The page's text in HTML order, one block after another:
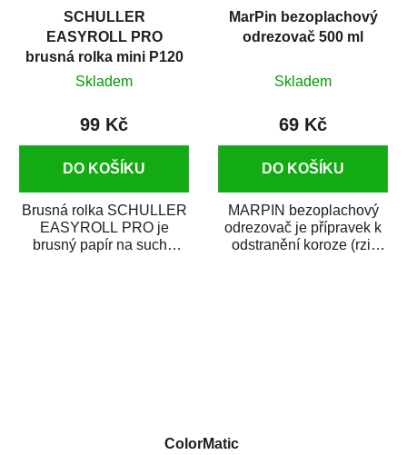
SCHULLER
EASYROLL PRO
brusná rolka mini P120
Skladem
99 Kč
DO KOŠÍKU
Brusná rolka SCHULLER
EASYROLL PRO je
brusný papír na suché
MarPin bezoplachový
odrezovač 500 ml
Skladem
69 Kč
DO KOŠÍKU
MARPIN bezoplachový
odrezovač je přípravek k
odstranění koroze (rzi)
ColorMatic